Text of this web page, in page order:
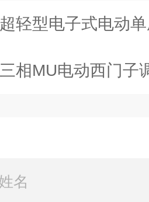
超轻型电子式电动
三相MU电动西门子